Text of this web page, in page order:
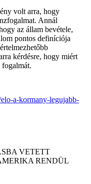
volt arra, hogy
Annál
az állam bevétele,
pontos definíciója
kérdésre, hogy miért
a-kormany-legujabb-
VETETT
RENDÜL